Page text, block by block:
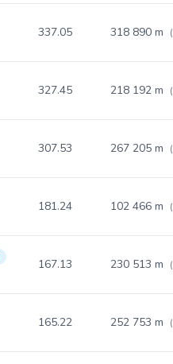
337.05 318 890 m
327.45 218 192 m
307.53 267 205 m
181.24 102 466 m
167.13 230 513 m
165.22 252 753 m